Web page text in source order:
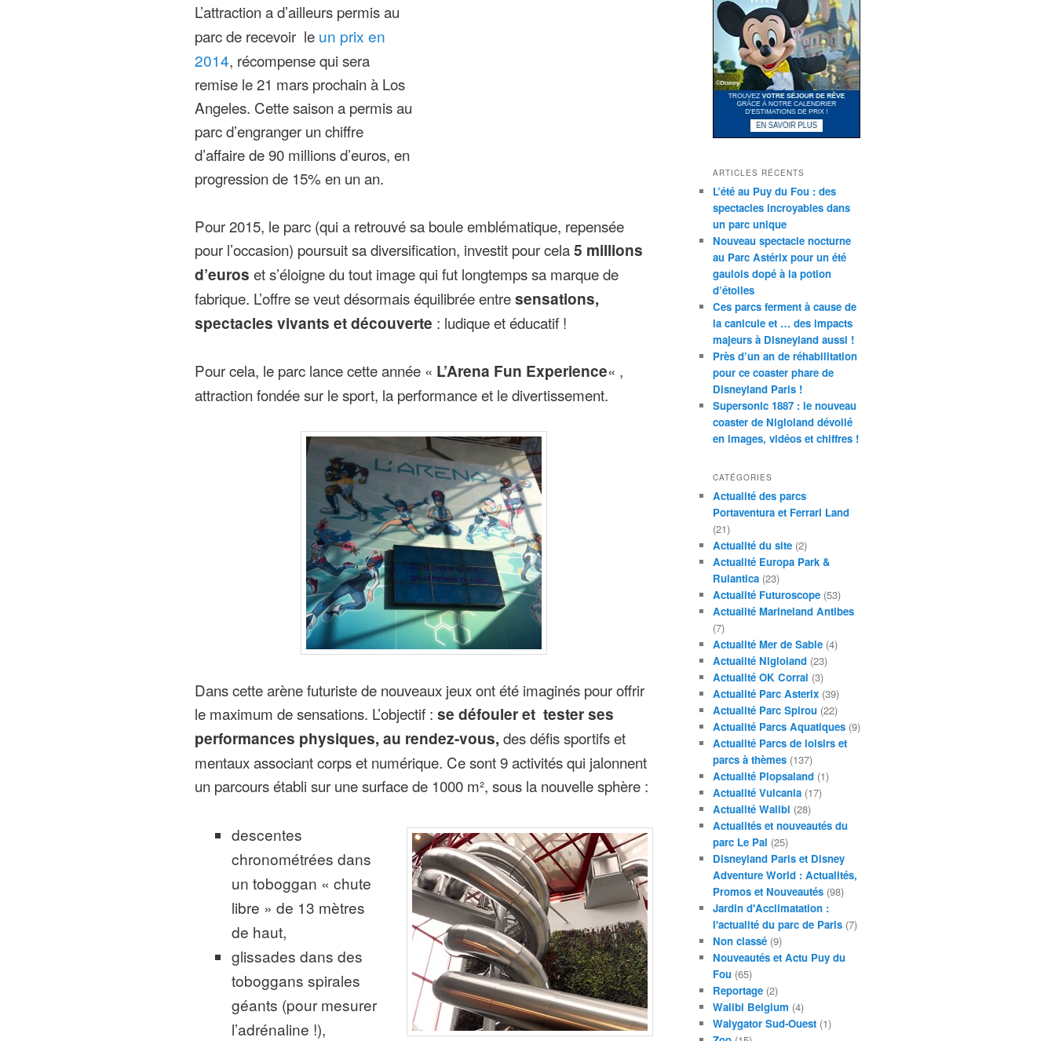
L’attraction a d’ailleurs permis au
parc de recevoir le un prix en
2014, récompense qui sera
remise le 21 mars prochain à Los
Angeles. Cette saison a permis au
parc d’engranger un chiffre
d’affaire de 90 millions d’euros, en
progression de 15% en un an.
Pour 2015, le parc (qui a retrouvé sa boule emblématique, repensée
pour l’occasion) poursuit sa diversification, investit pour cela5 millions
d’euros et s’éloigne du tout image qui fut longtemps sa marque de
fabrique. L’offre se veut désormais équilibrée entresensations,
spectacles vivants et découverte : ludique et éducatif !
Pour cela, le parc lance cette année « L’Arena Fun Experience« ,
attraction fondée sur le sport, la performance et le divertissement.
Dans cette arène futuriste de nouveaux jeux ont été imaginés pour offrir
le maximum de sensations. L’objectif : se défouler et tester ses
performances physiques, au rendez-vous, des défis sportifs et
mentaux associant corps et numérique. Ce sont 9 activités qui jalonnent
un parcours établi sur une surface de 1000 m², sous la nouvelle sphère :
descentes
chronométrées dans
un toboggan « chute
libre » de 13 mètres
de haut,
glissades dans des
toboggans spirales
géants (pour mesurer
l’adrénaline !),
ARTICLES RÉCENTS
L’été au Puy du Fou : des
spectacles incroyables dans
un parc unique
Nouveau spectacle nocturne
au Parc Astérix pour un été
gaulois dopé à la potion
d’étoiles
Ces parcs ferment à cause de
la canicule et … des impacts
majeurs à Disneyland aussi !
Près d’un an de réhabilitation
pour ce coaster phare de
Disneyland Paris !
Supersonic 1887 : le nouveau
coaster de Nigloland dévoilé
en images, vidéos et chiffres !
CATÉGORIES
Actualité des parcs
Portaventura et Ferrari Land
(21)
Actualité du site (2)
Actualité Europa Park &
Rulantica (23)
Actualité Futuroscope (53)
Actualité Marineland Antibes
(7)
Actualité Mer de Sable (4)
Actualité Nigloland (23)
Actualité OK Corral (3)
Actualité Parc Asterix (39)
Actualité Parc Spirou (22)
Actualité Parcs Aquatiques (9)
Actualité Parcs de loisirs et
parcs à thèmes (137)
Actualité Plopsaland (1)
Actualité Vulcania (17)
Actualité Walibi (28)
Actualités et nouveautés du
parc Le Pal (25)
Disneyland Paris et Disney
Adventure World : Actualités,
Promos et Nouveautés (98)
Jardin d'Acclimatation :
l'actualité du parc de Paris (7)
Non classé (9)
Nouveautés et Actu Puy du
Fou (65)
Reportage (2)
Walibi Belgium (4)
Walygator Sud-Ouest (1)